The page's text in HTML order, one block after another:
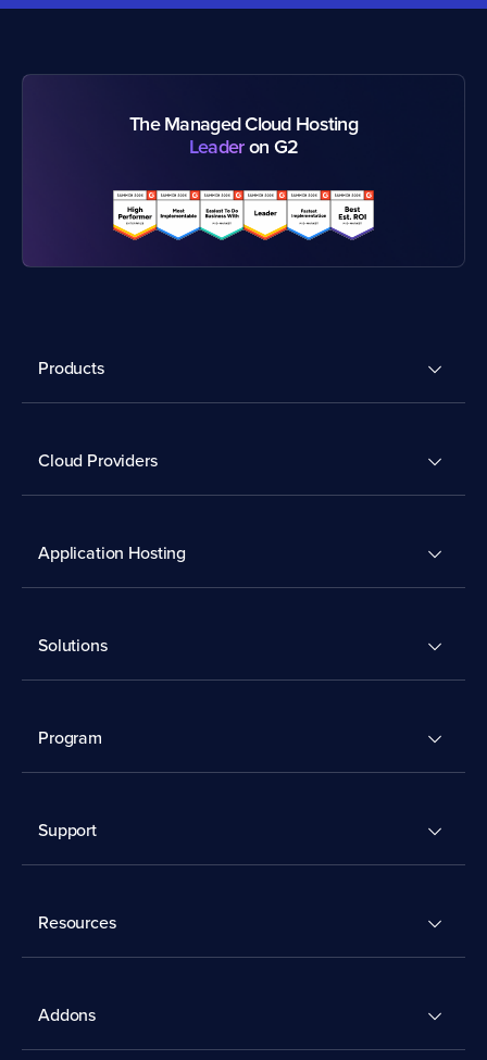
The Managed Cloud Hosting
Leaderon G2
Products
Cloud Providers
Application Hosting
Solutions
Program
Support
Resources
Addons